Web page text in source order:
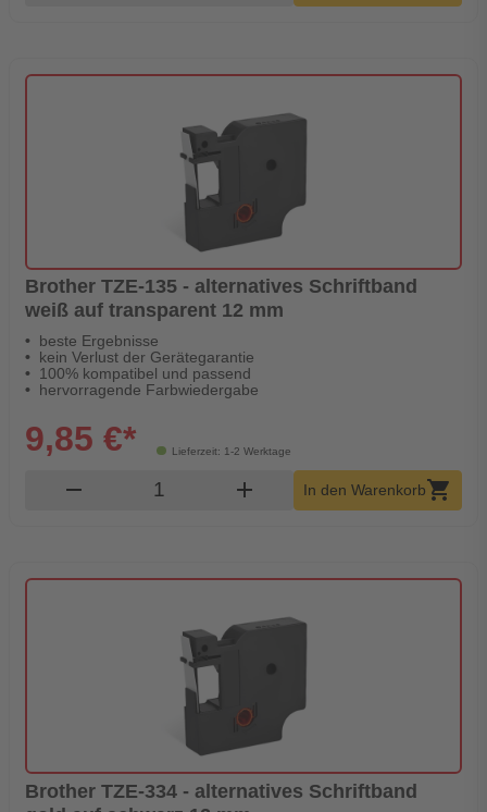
Brother TZE-135 - alternatives Schriftband
weiß auf transparent 12 mm
beste Ergebnisse
kein Verlust der Gerätegarantie
100% kompatibel und passend
hervorragende Farbwiedergabe
Lieferzeit: 1-2 Werktage
9,85 €*
remove Produkt Warenkorb Menge
add In den Warenkorb shopping_cart
Brother TZE-334 - alternatives Schriftband